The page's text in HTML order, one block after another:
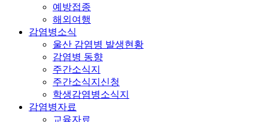
예방접종
해외여행
감염병소식
울산 감염병 발생현황
감염병 동향
주간소식지
주간소식지신청
학생감염병소식지
감염병자료
교육자료